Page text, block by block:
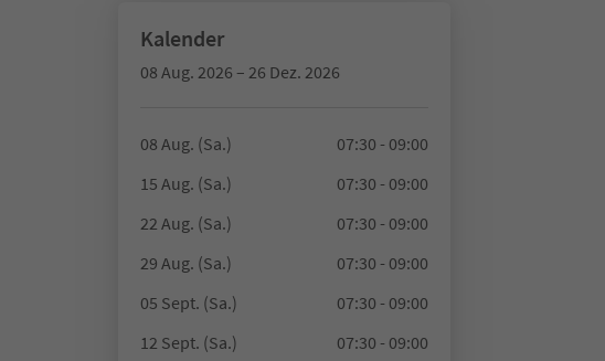
Kalender
08 Aug. 2026 – 26 Dez. 2026
08 Aug. (Sa.)
07:30 - 09:00
15 Aug. (Sa.)
07:30 - 09:00
22 Aug. (Sa.)
07:30 - 09:00
29 Aug. (Sa.)
07:30 - 09:00
05 Sept. (Sa.)
07:30 - 09:00
12 Sept. (Sa.)
07:30 - 09:00